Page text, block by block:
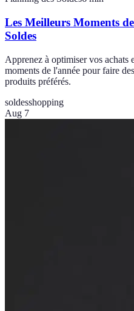
Les Meilleurs Moments
Soldes
Apprenez à optimiser vos achats
moments de l'année pour faire
produits préférés.
soldesshopping
Aug 7